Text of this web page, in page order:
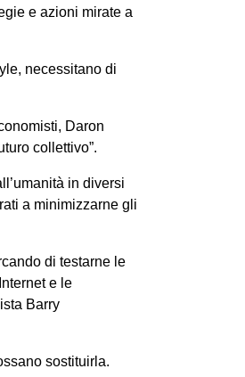
e azioni mirate a
necessitano di
Daron
collettivo”.
in diversi
a minimizzarne gli
di testarne le
e le
Barry
sostituirla.